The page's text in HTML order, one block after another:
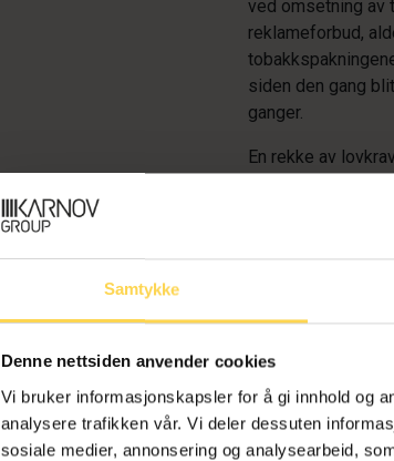
Samtykke
Denne nettsiden anvender cookies
Vi bruker informasjonskapsler for å gi innhold og
analysere trafikken vår. Vi deler dessuten
sosiale medier, annonsering og analysearbeid,
ved omsetning av
reklameforbud,
siden den gang
ganger.
En rekke av
2001 om
forskrifter om
tobakksvarer
2003 om
medlemsstatene
tobakksvarer.
av